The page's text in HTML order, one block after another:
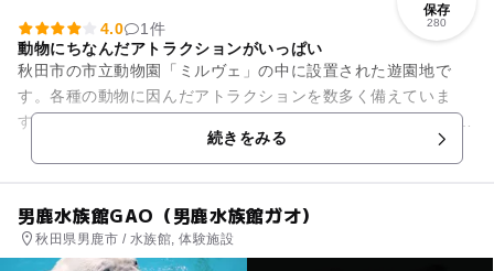
保存
280
4.0
1件
動物にちなんだアトラクションがいっぱい
秋田市の市立動物園「ミルヴェ」の中に設置された遊園地で
す。各種の動物に因んだアトラクションを数多く備えていま
す。 新しくなったアニパ観覧車「フルール」や、キリンが先導
するジェットコースター、象...続きをみる
男鹿水族館GAO（男鹿水族館ガオ）
秋田県男鹿市 / 水族館, 体験施設